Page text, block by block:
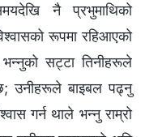
नै प्रभुमाथिको
रूपमा रहिआएको
सट्टा तिनीहरूले
उनीहरूले बाइबल पढ्नु
गर्न थाले भन्नु राम्रो